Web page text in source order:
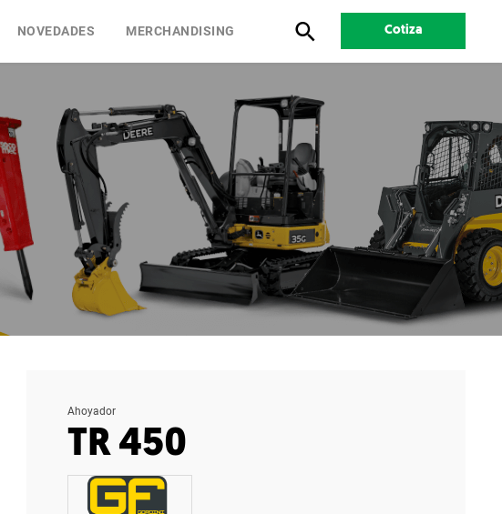
NOVEDADES MERCHANDISING Cotiza
Ahoyador
TR 450